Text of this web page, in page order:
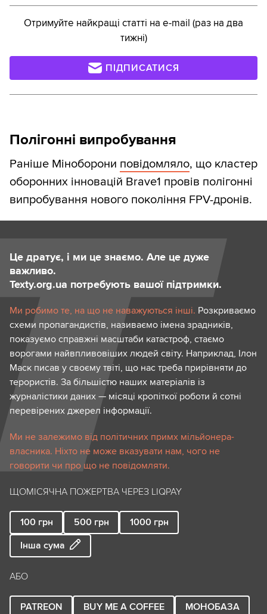
Отримуйте найкращі статті на e-mail (раз на два
тижні)
ПІДПИСАТИСЯ
Полігонні випробування
Раніше Міноборони повідомляло, що кластер
оборонних інновацій Brave1 провів полігонні
випробування нового покоління FPV-дронів.
Це дратує, і ми це знаємо. Але це дуже
важливо.
Texty.org.ua потребують вашої підтримки.
Ми робимо те, на що не наважуються інші. Розкриваємо
схеми пропагандистів, називаємо імена зрадників,
показуємо справжні масштаби катастроф, стаємо
ворогами найвпливовіших людей світу. Наприклад, Ілон
Маск писав у своєму твіті, що нас треба прирівняти до
терористів. За більшістю наших матеріалів із
журналістики даних — місяці кропіткої роботи й сотні
перевірених джерел інформації.
Ми не залежимо від політичних примх мільйонера-
власника. Ніхто не може вказувати нам, чого не
говорити чи про що не повідомляти.
ЩОМІСЯЧНА ПОЖЕРТВА ЧЕРЕЗ LIQPAY
100 грн 500 грн 1000 грн
Інша сума
АБО
PATREON BUY ME A COFFEE
МОНОБАЗА